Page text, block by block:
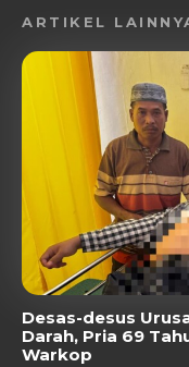
ARTIKEL
Desas-desus
Darah, Pria 69
Warkop